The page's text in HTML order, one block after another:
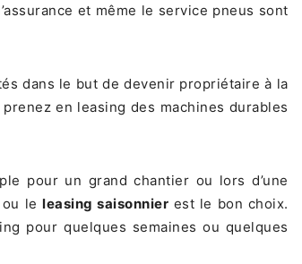
et même le service pneus sont
dans le but de devenir propriétaire à la
en leasing des machines durables
pour un grand chantier ou lors d’une
ou leleasing saisonnier est le bon choix.
pour quelques semaines ou quelques